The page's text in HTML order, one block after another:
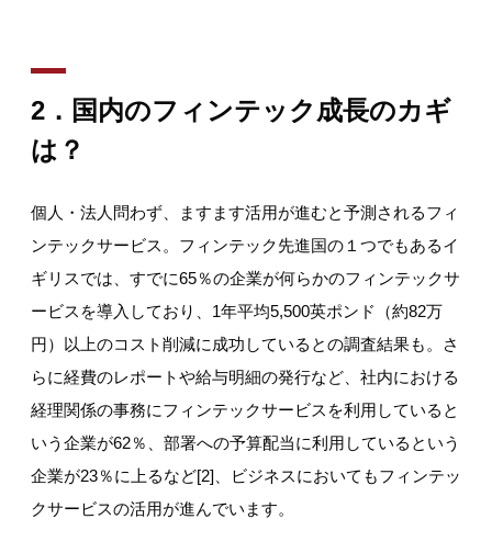
2．国内のフィンテック成長のカギ
は？
個人・法人問わず、ますます活用が進むと予測されるフィ
ンテックサービス。フィンテック先進国の１つでもあるイ
ギリスでは、すでに65％の企業が何らかのフィンテックサ
ービスを導入しており、1年平均5,500英ポンド（約82万
円）以上のコスト削減に成功しているとの調査結果も。さ
らに経費のレポートや給与明細の発行など、社内における
経理関係の事務にフィンテックサービスを利用していると
いう企業が62％、部署への予算配当に利用しているという
企業が23％に上るなど[2]、ビジネスにおいてもフィンテッ
クサービスの活用が進んでいます。